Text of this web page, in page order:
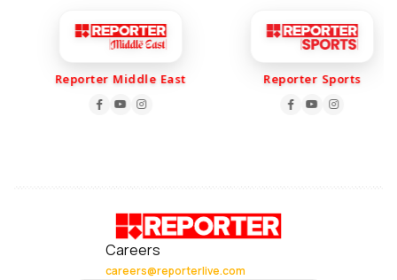
Reporter Middle East Reporter Sports
Careers
careers@reporterlive.com